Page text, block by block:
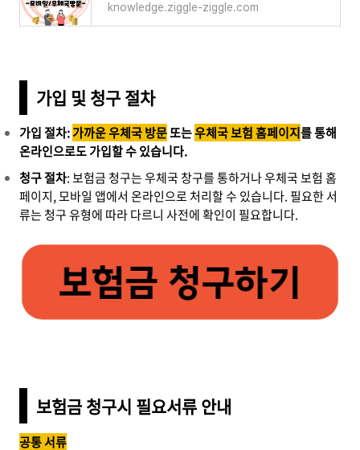
knowledge.ziggle-ziggle.com
가입 및 청구 절차
가입 절차:가까운 우체국 방문또는우체국 보험 홈페이지를 통해
온라인으로도 가입할 수 있습니다.
청구 절차: 보험금 청구는 우체국 창구를 통하거나 우체국 보험 홈
페이지, 모바일 앱에서 온라인으로 처리할 수 있습니다. 필요한 서
류는 청구 유형에 따라 다르니 사전에 확인이 필요합니다.
보험금 청구시 필요서류 안내
공통 서류